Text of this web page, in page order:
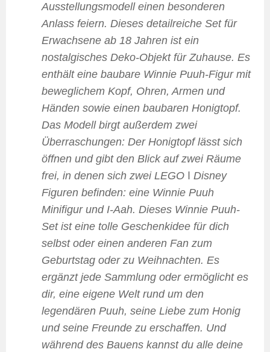
Ausstellungsmodell einen besonderen
Anlass feiern. Dieses detailreiche Set für
Erwachsene ab 18 Jahren ist ein
nostalgisches Deko-Objekt für Zuhause. Es
enthält eine baubare Winnie Puuh-Figur mit
beweglichem Kopf, Ohren, Armen und
Händen sowie einen baubaren Honigtopf.
Das Modell birgt außerdem zwei
Überraschungen: Der Honigtopf lässt sich
öffnen und gibt den Blick auf zwei Räume
frei, in denen sich zwei LEGO ǀ Disney
Figuren befinden: eine Winnie Puuh
Minifigur und I-Aah. Dieses Winnie Puuh-
Set ist eine tolle Geschenkidee für dich
selbst oder einen anderen Fan zum
Geburtstag oder zu Weihnachten. Es
ergänzt jede Sammlung oder ermöglicht es
dir, eine eigene Welt rund um den
legendären Puuh, seine Liebe zum Honig
und seine Freunde zu erschaffen. Und
während des Bauens kannst du alle deine